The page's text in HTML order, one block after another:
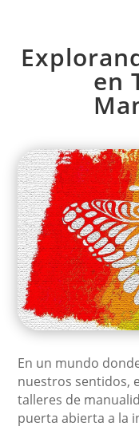
en
En un mundo
nuestros sentidos,
talleres de
puerta abierta a la